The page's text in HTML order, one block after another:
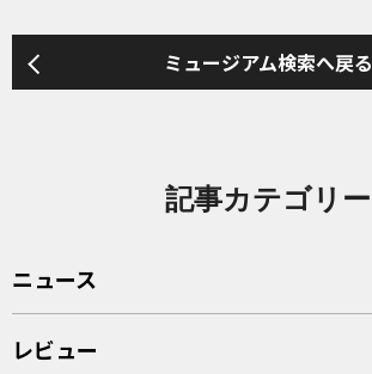
ミュージアム検索へ戻る
記事カテゴリー
ニュース
レビュー